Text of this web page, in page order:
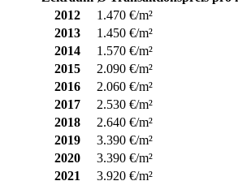
2012
1.470 €/m²
2013
1.450 €/m²
2014
1.570 €/m²
2015
2.090 €/m²
2016
2.060 €/m²
2017
2.530 €/m²
2018
2.640 €/m²
2019
3.390 €/m²
2020
3.390 €/m²
2021
3.920 €/m²